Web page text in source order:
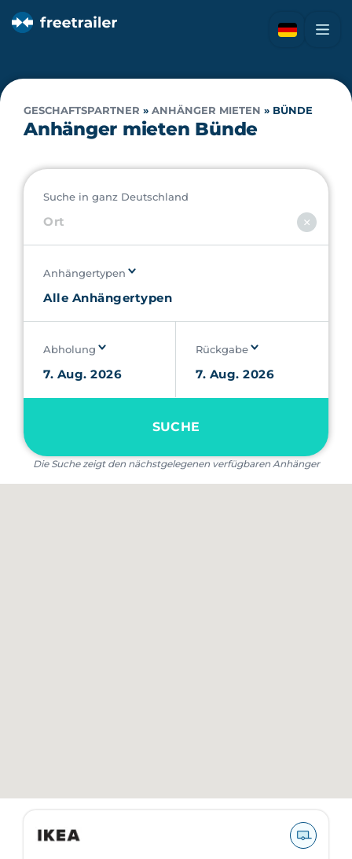
GESCHAFTSPARTNER » ANHÄNGER MIETEN » BÜNDE
Anhänger mieten Bünde
Suche in ganz Deutschland
Anhängertypen
Abholung Rückgabe
SUCHE
Die Suche zeigt den nächstgelegenen verfügbaren Anhänger